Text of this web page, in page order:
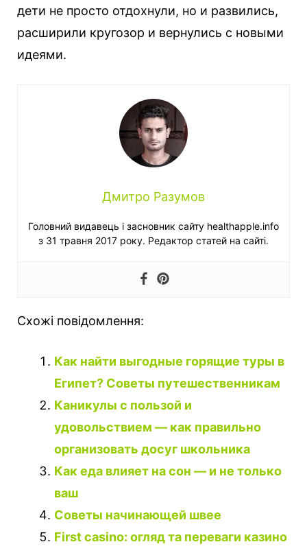
дети не просто отдохнули, но и развились,
расширили кругозор и вернулись с новыми
идеями.
Дмитро Разумов
Головний видавець і засновник сайту healthapple.info
з 31 травня 2017 року. Редактор статей на сайті.
Схожі повідомлення:
Как найти выгодные горящие туры в
Египет? Советы путешественникам
Каникулы с пользой и
удовольствием — как правильно
организовать досуг школьника
Как еда влияет на сон — и не только
ваш
Советы начинающей швее
First casino: огляд та переваги казино